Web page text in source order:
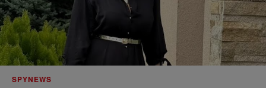
SPYNEWS